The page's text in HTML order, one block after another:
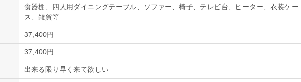
食器棚、四人用ダイニングテーブル、ソファー、椅子、テレビ台、ヒーター、衣装ケー
ス、雑貨等
37,400円
37,400円
出来る限り早く来て欲しい